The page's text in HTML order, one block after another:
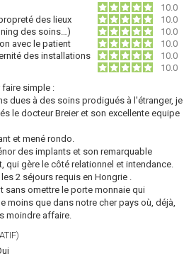
10.0
des lieux
10.0
des soins…)
10.0
avec le patient
10.0
des installations
10.0
10.0
faire simple :
dues à des soins prodigués à l'étranger, je
le docteur Breier et son excellente equipe
et mené rondo.
des implants et son remarquable
qui gère le côté relationnel et intendance.
2 séjours requis en Hongrie .
sans omettre le porte monnaie qui
moins que dans notre cher pays où, déjà,
moindre affaire.